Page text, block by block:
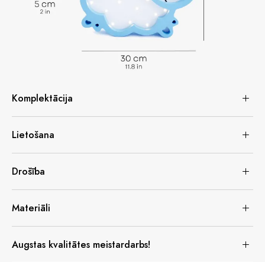
Komplektācija
Lietošana
Drošība
Materiāli
Augstas kvalitātes meistardarbs!